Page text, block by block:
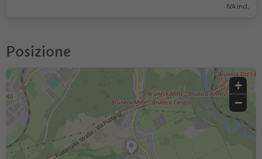
IVA incl.
Posizione
+
−